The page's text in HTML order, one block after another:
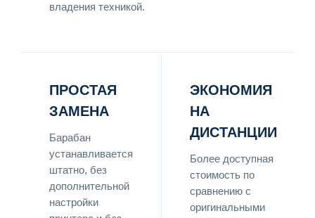
владения техникой.
ПРОСТАЯ
ЗАМЕНА
Барабан
устанавливается
штатно, без
дополнительной
настройки
ЭКОНОМИЯ
НА
ДИСТАНЦИИ
Более доступная
стоимость по
сравнению с
оригинальными